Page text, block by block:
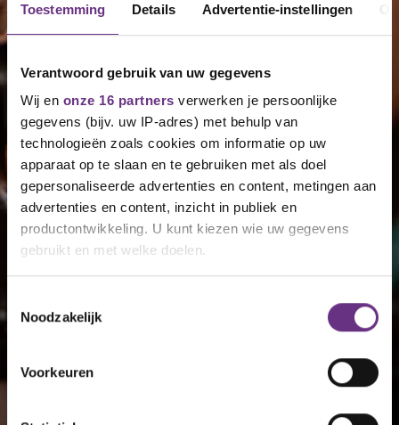
Toestemming Details Advertentie-instellingen
Verantwoord gebruik van uw gegevens
Wij en onze 16 partners verwerken je persoonlijke
gegevens (bijv. uw IP-adres) met behulp van
technologieën zoals cookies om informatie op uw
apparaat op te slaan en te gebruiken met als doel
gepersonaliseerde advertenties en content, metingen aan
advertenties en content, inzicht in publiek en
productontwikkeling. U kunt kiezen wie uw gegevens
gebruikt en met welke doelen.
Informatie verzamelen over uw geografische
Uw apparaat identificeren door het actief te
scannen op specifieke eigenschappen (fingerprinting)
Noodzakelijk
Voorkeuren